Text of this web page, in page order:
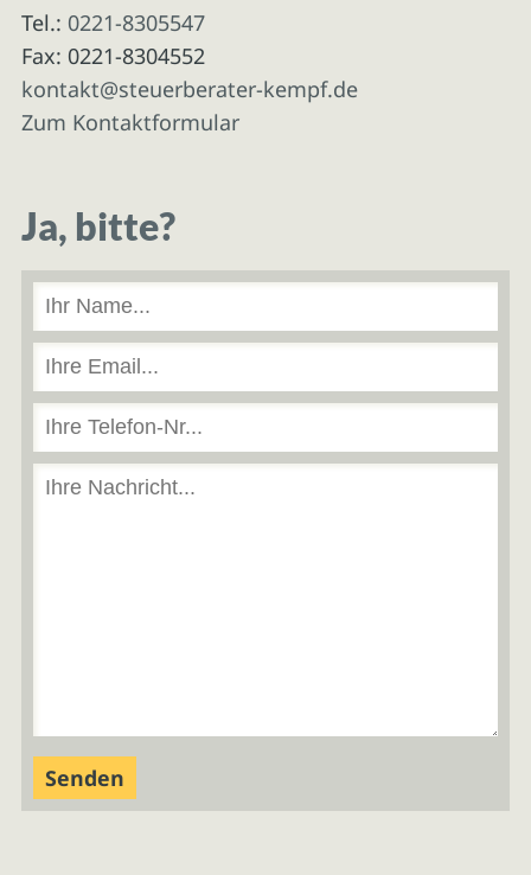
Tel.: 0221-8305547
Fax: 0221-8304552
kontakt@steuerberater-kempf.de
Zum Kontaktformular
Ja, bitte?